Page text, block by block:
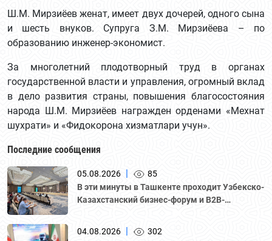
Ш.М. Мирзиёев женат, имеет двух дочерей, одного сына
и шесть внуков. Супруга З.М. Мирзиёева – по
образованию инженер-экономист.
За многолетний плодотворный труд в органах
государственной власти и управления, огромный вклад
в дело развития страны, повышения благосостояния
народа Ш.М. Мирзиёев награжден орденами «Мехнат
шухрати» и «Фидокорона хизматлари учун».
Последние сообщения
05.08.2026 |
85
В эти минуты в Ташкенте проходит Узбекско-
Казахстанский бизнес-форум и B2B-
Национальной палатой предпринимателей
Казахстана "Атамекен."
04.08.2026 |
302